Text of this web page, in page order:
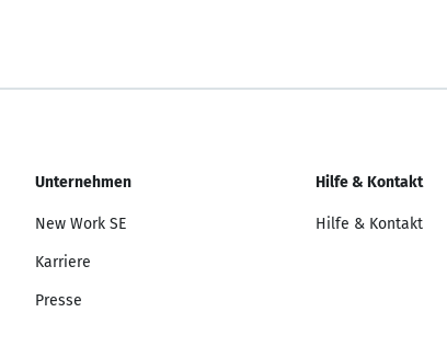
Unternehmen
New Work SE
Karriere
Presse
Hilfe & Kontakt
Hilfe & Kontakt